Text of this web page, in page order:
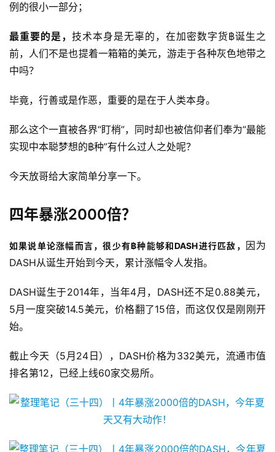
例的很小一部分；
最重要的是， 技术本身是无辜的，在加密数字货฿诞生之
前，人们不是也提着一箱箱的美元，游走于各种灰色地带之
中吗？
毕竟，行善或是作恶，重要的是在于人类本身。
那么这个一直被各界“盯梢”，同时却也被信仰者们奉为“最能
实现中本聪梦想的฿种”有什么过人之处呢？
今天放哥给大家简单分享一下。
四年暴涨2000倍？
如果说单论涨幅而言，很少有฿种能够和DASH进行匹敌，
因为
DASH从诞生开始到今天，累计涨幅令人发指。
DASH诞生于2014年，当年4月，DASH还不足0.88美元，
5月一度突破14.5美元，价格翻了15倍，而这仅仅是刚刚开
始。
截止今天（5月24日），DASH价格为332美元，流通市值
排名第12，已经上线60家交易所。